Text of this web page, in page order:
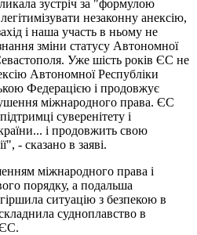
зустріч за "формулою
незаконну анексію,
і наша участь в ньому не
зміни статусу Автономної
Уже шість років ЄС не
Автономної Республіки
Федерацією і продовжує
міжнародного права. ЄС
суверенітету і
і продовжить свою
- сказано в заяві.
міжнародного права і
порядку, а подальша
ситуацію з безпекою в
судноплавство в